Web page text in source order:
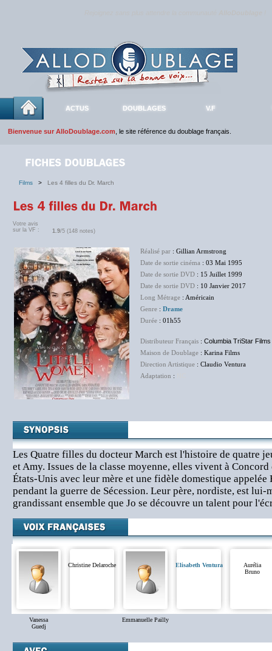
ACTUS DOUBLAGES V.F
Bienvenue sur AlloDoublage.com , le site référence du doublage français.
Films > Les 4 filles du Dr. March
Votre avis
sur la VF :
1.9/5 (148 notes)
Réalisé par : Gillian Armstrong
Date de sortie cinéma : 03 Mai 1995
Date de sortie DVD : 15 Juillet 1999
Date de sortie DVD : 10 Janvier 2017
Long Métrage : Américain
Genre : Drame
Durée : 01h55
Distributeur Français : Columbia TriStar Films
Maison de Doublage : Karina Films
Direction Artistique : Claudio Ventura
Adaptation :
Les Quatre filles du docteur March est l'histoire de quatre
et Amy. Issues de la classe moyenne, elles vivent à
États-Unis avec leur mère et une fidèle domestique appelée
pendant la guerre de Sécession. Leur père, nordiste, est lui-
grandissant ensemble que Jo se découvre un talent pour
Vanessa
Guedj
Christine Delaroche
Emmanuelle Pailly
Elisabeth Ventura
Aurélia
Bruno